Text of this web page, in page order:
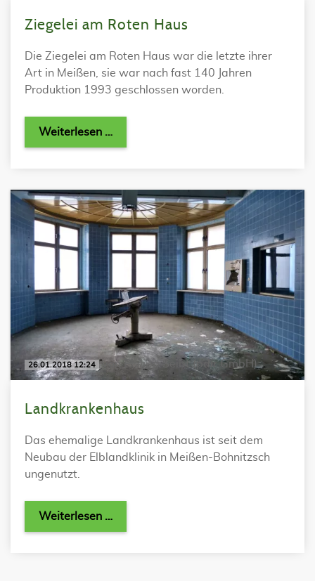
Ziegelei am Roten Haus
Die Ziegelei am Roten Haus war die letzte ihrer
Art in Meißen, sie war nach fast 140 Jahren
Produktion 1993 geschlossen worden.
Weiterlesen …
26.01.2018 12:24 von Philipp Seibt (pdir GmbH)
Landkrankenhaus
Das ehemalige Landkrankenhaus ist seit dem
Neubau der Elblandklinik in Meißen-Bohnitzsch
ungenutzt.
Weiterlesen …